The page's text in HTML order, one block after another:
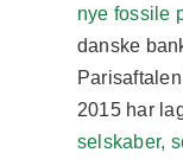
nye fossile
danske
2015 har
selskaber,